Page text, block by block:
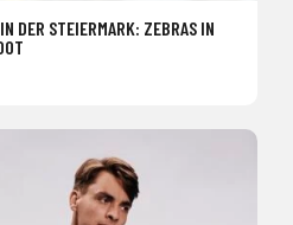
DER STEIERMARK: ZEBRAS IN